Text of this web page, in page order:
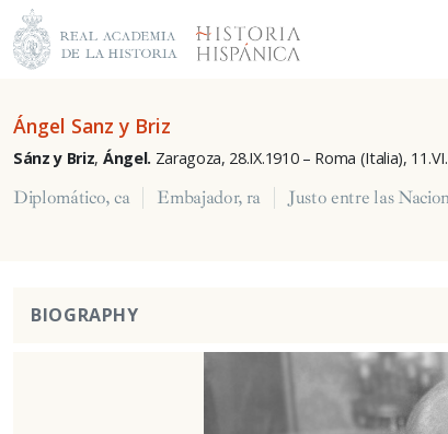
Ángel Sanz y Briz
Sánz y Briz, Ángel. Zaragoza, 28.IX.1910 – Roma (Italia),
Diplomático, ca Embajador, ra Justo entre las
BIOGRAPHY